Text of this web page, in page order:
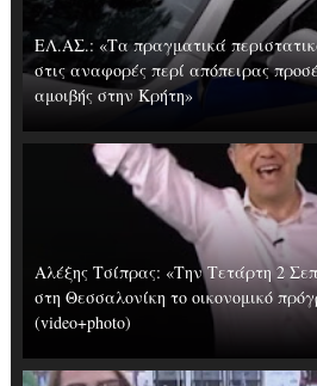
ΕΛ.ΑΣ.: «Τα πραγματικά
στις αναφορές περί απόπειρας
αμοιβής στην Κρήτη»
Αλέξης Τσίπρας: «Την Τετάρτη 2
στη Θεσσαλονίκη το οικονομικό
(video+photo)